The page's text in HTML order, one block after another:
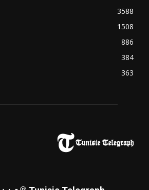
3588
1508
886
384
363